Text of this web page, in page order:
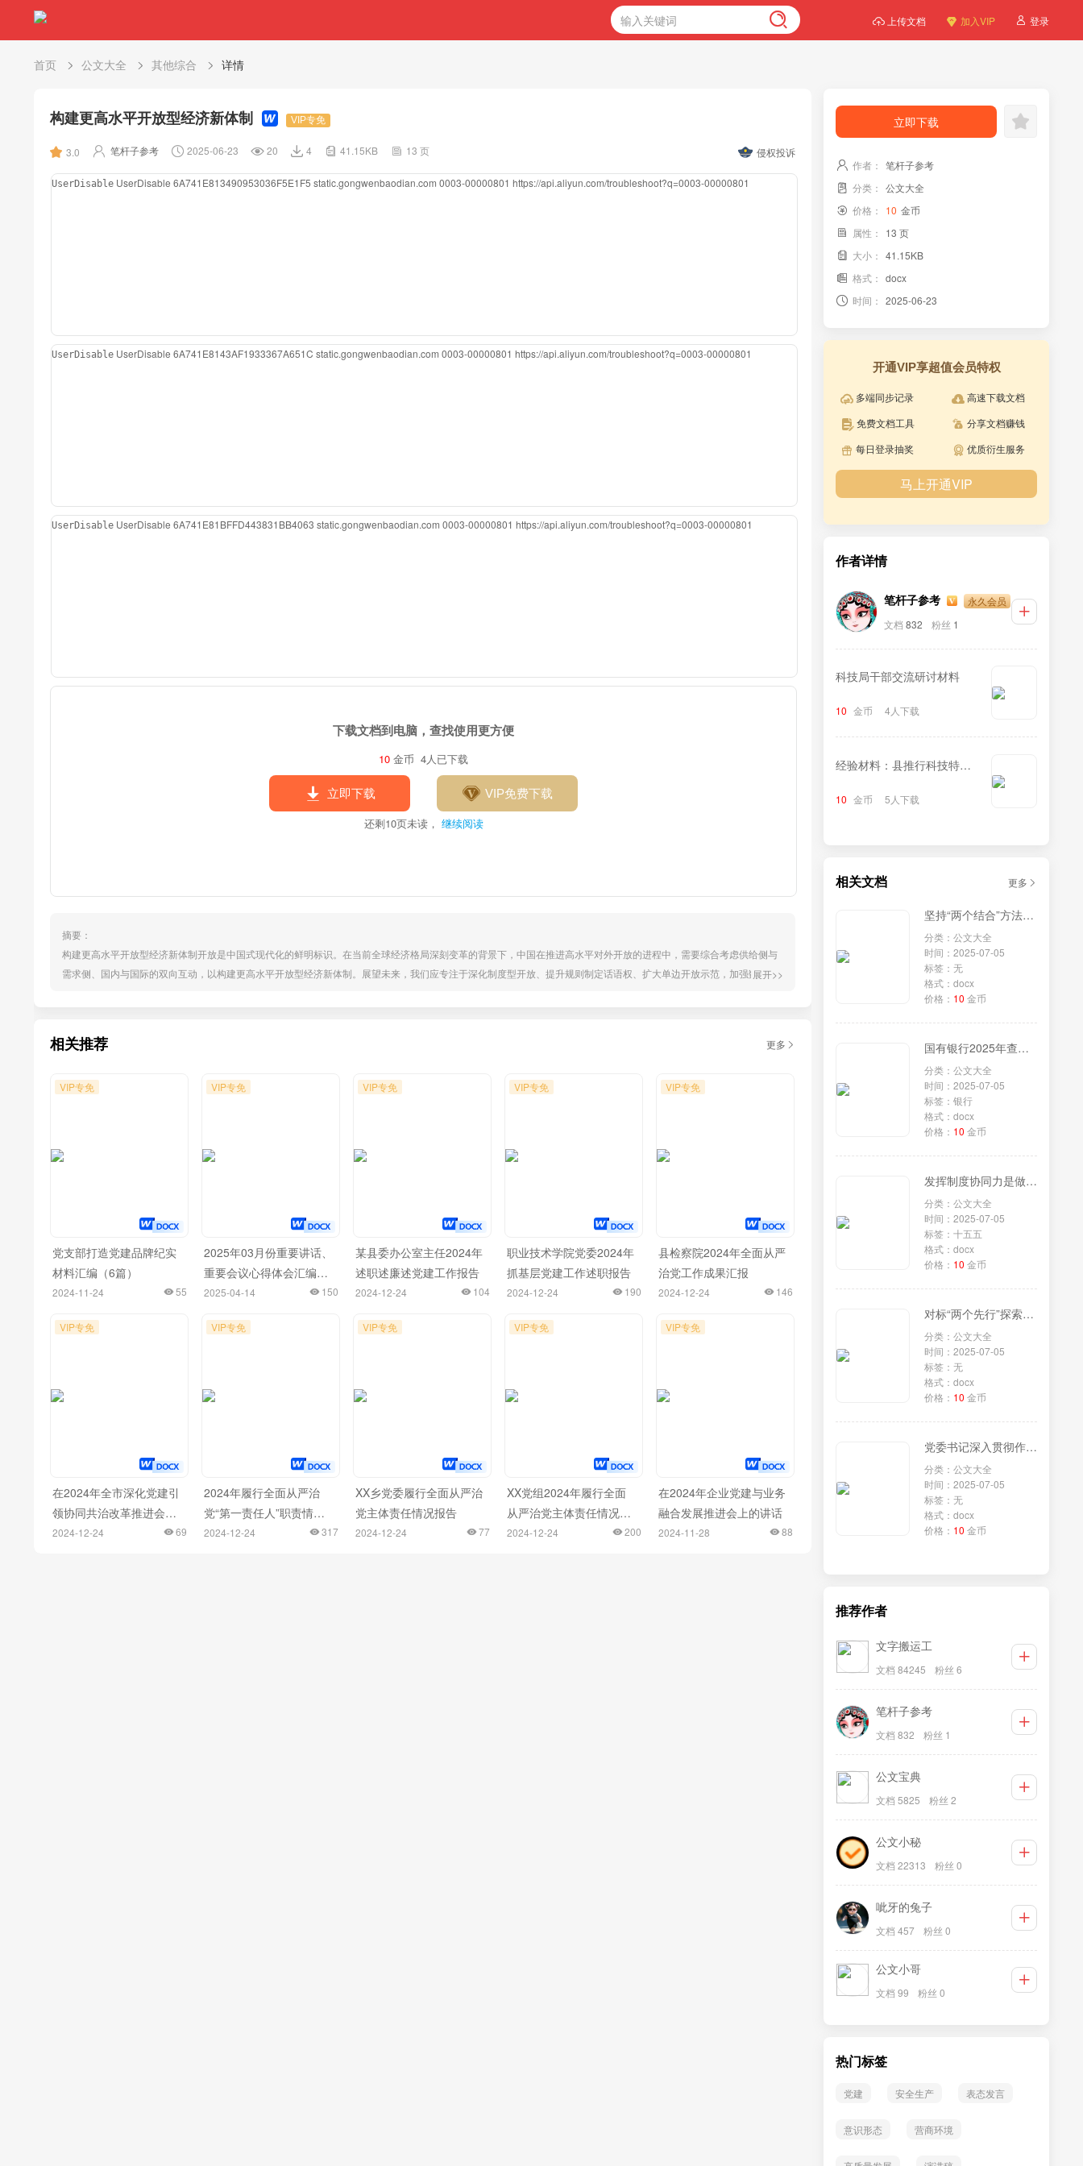
上传文档 加入VIP 登录
首页 公文大全 其他综合 详情
构建更高水平开放型经济新体制 VIP专免
3.0 笔杆子参考 2025-06-23 20 4 41.15KB 13 页 侵权投诉
UserDisable UserDisable 6A741E813490953036F5E1F5 static.gongwenbaodian.com 0003-00000801 https://api.aliyun.com/troubleshoot?q=0003-00000801
UserDisable UserDisable 6A741E8143AF1933367A651C static.gongwenbaodian.com 0003-00000801 https://api.aliyun.com/troubleshoot?q=0003-00000801
UserDisable UserDisable 6A741E81BFFD443831BB4063 static.gongwenbaodian.com 0003-00000801 https://api.aliyun.com/troubleshoot?q=0003-00000801
下载文档到电脑，查找使用更方便
10 金币 4人已下载
立即下载 VIP免费下载
还剩10页未读， 继续阅读
摘要：
构建更高水平开放型经济新体制开放是中国式现代化的鲜明标识。在当前全球经济格局深刻变革的背景下，中国在推进高水平对外开放的进程中，需要综合考虑供给侧与
需求侧、国内与国际的双向互动，以构建更高水平开放型经济新体制。展望未来，我们应专注于深化制度型开放、提升规则制定话语权、扩大单边开放示范，加强数字经
展开>>
相关推荐 更多
VIP专免
党支部打造党建品牌纪实
材料汇编（6篇）
2024-11-24 55
VIP专免
2025年03月份重要讲话、
重要会议心得体会汇编
（94篇）
2025-04-14 150
VIP专免
某县委办公室主任2024年
述职述廉述党建工作报告
2024-12-24 104
VIP专免
职业技术学院党委2024年
抓基层党建工作述职报告
2024-12-24 190
VIP专免
县检察院2024年全面从严
治党工作成果汇报
2024-12-24 146
VIP专免
在2024年全市深化党建引
领协同共治改革推进会上
的汇报发言
2024-12-24 69
VIP专免
2024年履行全面从严治
党“第一责任人”职责情况
报告
2024-12-24 317
VIP专免
XX乡党委履行全面从严治
党主体责任情况报告
2024-12-24 77
VIP专免
XX党组2024年履行全面
从严治党主体责任情况报
告
2024-12-24 200
VIP专免
在2024年企业党建与业务
融合发展推进会上的讲话
2024-11-28 88
立即下载
作者： 笔杆子参考
分类： 公文大全
价格：
10 金币
属性：
13 页
大小： 41.15KB
格式： docx
时间： 2025-06-23
开通VIP享超值会员特权
多端同步记录
高速下载文档
免费文档工具
分享文档赚钱
每日登录抽奖
优质衍生服务
马上开通VIP
作者详情
笔杆子参考
永久会员
文档 832 粉丝 1
科技局干部交流研讨材料
10 金币 4人下载
经验材料：县推行科技特派
10 金币 5人下载
相关文档 更多
坚持“两个结合”方法论：理论创新与文明复兴的必由之路
分类：公文大全
时间：2025-07-05
标签：无
格式：docx
价格： 10 金币
国有银行2025年查摆问题清单
分类：公文大全
时间：2025-07-05
标签：银行
格式：docx
价格： 10 金币
发挥制度协同力是做好“十五五”规划的重要原则
分类：公文大全
时间：2025-07-05
标签：十五五
格式：docx
价格： 10 金币
对标“两个先行”探索绿色低碳共富示范样本——助力全省打造生态文明高地的湖州实践
分类：公文大全
时间：2025-07-05
标签：无
格式：docx
价格： 10 金币
党委书记深入贯彻作风建设专题访谈材料
分类：公文大全
时间：2025-07-05
标签：无
格式：docx
价格： 10 金币
推荐作者
文字搬运工
文档 84245 粉丝 6
笔杆子参考
文档 832 粉丝 1
公文宝典
文档 5825 粉丝 2
公文小秘
文档 22313 粉丝 0
呲牙的兔子
文档 457 粉丝 0
公文小哥
文档 99 粉丝 0
热门标签
党建 安全生产 表态发言
意识形态 营商环境